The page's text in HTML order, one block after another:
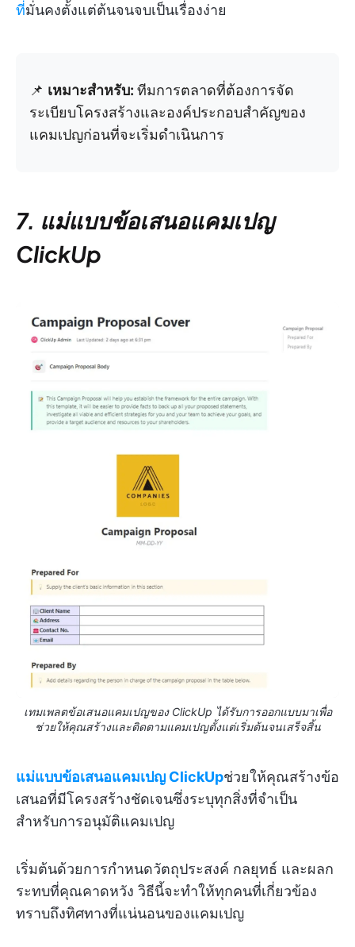
ที่มั่นคงตั้งแต่ต้นจนจบเป็นเรื่องง่าย
📌 เหมาะสำหรับ: ทีมการตลาดที่ต้องการจัด
ระเบียบโครงสร้างและองค์ประกอบสำคัญของ
แคมเปญก่อนที่จะเริ่มดำเนินการ
7. แม่แบบข้อเสนอแคมเปญ
ClickUp
เทมเพลตข้อเสนอแคมเปญของ ClickUp ได้รับการออกแบบมาเพื่อ
ช่วยให้คุณสร้างและติดตามแคมเปญตั้งแต่เริ่มต้นจนเสร็จสิ้น
แม่แบบข้อเสนอแคมเปญ ClickUpช่วยให้คุณสร้างข้อ
เสนอที่มีโครงสร้างชัดเจนซึ่งระบุทุกสิ่งที่จำเป็น
สำหรับการอนุมัติแคมเปญ
เริ่มต้นด้วยการกำหนดวัตถุประสงค์ กลยุทธ์ และผลก
ระทบที่คุณคาดหวัง วิธีนี้จะทำให้ทุกคนที่เกี่ยวข้อง
ทราบถึงทิศทางที่แน่นอนของแคมเปญ